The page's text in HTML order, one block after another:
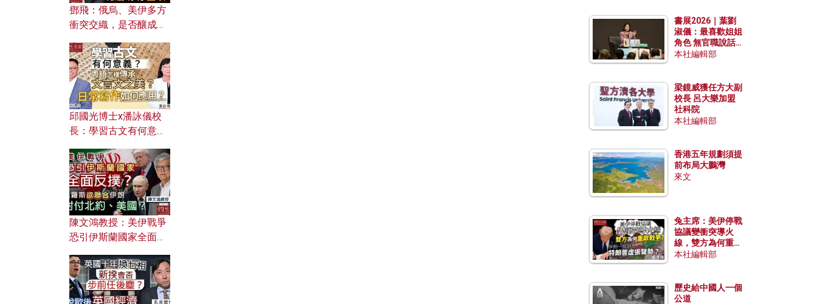
鄧飛：俄烏、美伊多方
衝突交織，是否釀成世
風險攻擊美軍，背後有
何盤算？
邱國光博士x潘詠儀校
長：學習古文有何意
文之美？ 日常寫作如何
應用？
陳文鴻教授：美伊戰爭
恐引伊斯蘭國家全面反
對付北約美國？
書展2026｜葉劉
淑儀：最喜歡姐姐
角色 無官職說話
包袱少
本社編輯部
梁鏡威獲任方大副
校長 呂大樂加盟
社科院
本社編輯部
香港五年規劃須提
前布局大鵬灣
來文
兔主席：美伊停戰
協議變衝突導火
線，雙方為何重啟
戰爭？伊朗一早洞
本社編輯部
歷史給中國人一個
公道